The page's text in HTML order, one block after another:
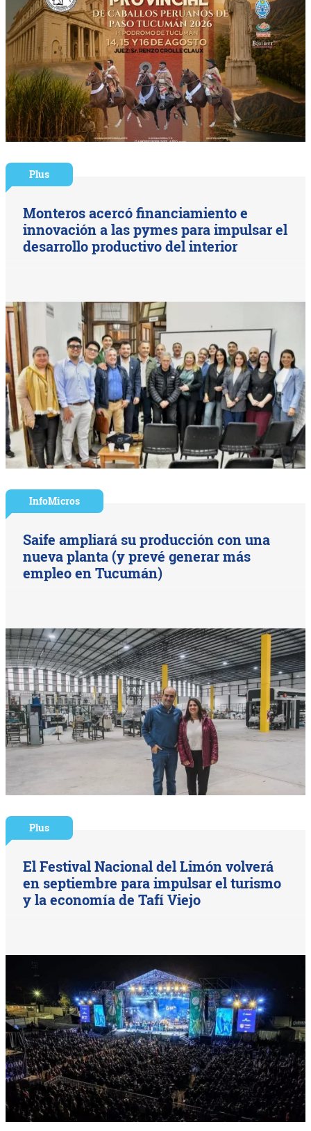
Plus
Monteros acercó financiamiento e
innovación a las pymes para impulsar el
desarrollo productivo del interior
InfoMicros
Saife ampliará su producción con una
nueva planta (y prevé generar más
empleo en Tucumán)
Plus
El Festival Nacional del Limón volverá
en septiembre para impulsar el turismo
y la economía de Tafí Viejo